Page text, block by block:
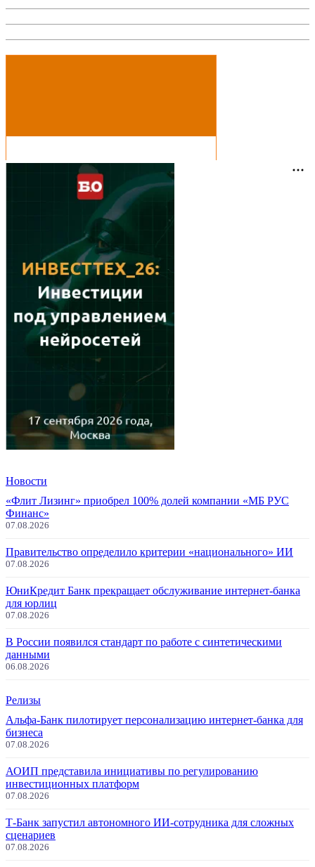
Новости
«Флит Лизинг» приобрел 100% долей компании «МБ РУС
Финанс»
07.08.2026
Правительство определило критерии «национального» ИИ
07.08.2026
ЮниКредит Банк прекращает обслуживание интернет-банка
для юрлиц
07.08.2026
В России появился стандарт по работе с синтетическими
данными
06.08.2026
Релизы
Альфа-Банк пилотирует персонализацию интернет-банка для
бизнеса
07.08.2026
АОИП представила инициативы по регулированию
инвестиционных платформ
07.08.2026
Т-Банк запустил автономного ИИ-сотрудника для сложных
сценариев
07.08.2026